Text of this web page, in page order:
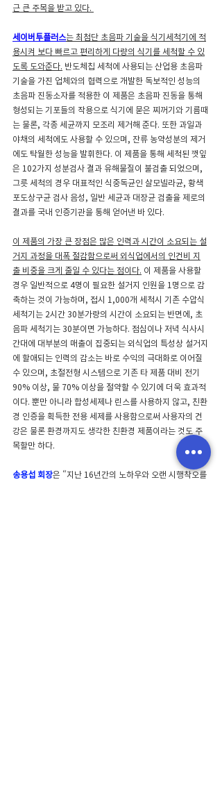
근 큰 주목을 받고 있다.
세이버투플러스는 최첨단 초음파 기술을 식기세척기에 적
용시켜 보다 빠르고 편리하게 다량의 식기를 세척할 수 있
도록 도와준다. 반도체칩 세척에 사용되는 산업용 초음파
기술을 가진 업체와의 협력으로 개발한 독보적인 성능의
초음파 진동소자를 적용한 이 제품은 초음파 진동을 통해
형성되는 기포들의 작용으로 식기에 묻은 찌꺼기와 기름때
는 물론, 각종 세균까지 모조리 제거해 준다. 또한 과일과
야채의 세척에도 사용할 수 있으며, 잔류 농약성분의 제거
에도 탁월한 성능을 발휘한다. 이 제품을 통해 세척된 깻잎
은 102가지 성분검사 결과 유해물질이 불검출 되었으며,
그릇 세척의 경우 대표적인 식중독균인 살모넬라균, 황색
포도상구균 검사 음성, 일반 세균과 대장균 검출율 제로의
결과를 국내 인증기관을 통해 얻어낸 바 있다.
이 제품의 가장 큰 장점은 많은 인력과 시간이 소요되는 설
거지 과정을 대폭 절감함으로써 외식업에서의 인건비 지
출 비중을 크게 줄일 수 있다는 점이다. 이 제품을 사용할
경우 일반적으로 4명이 필요한 설거지 인원을 1명으로 감
축하는 것이 가능하며, 접시 1,000개 세척시 기존 수압식
세척기는 2시간 30분가량의 시간이 소요되는 반면에, 초
음파 세척기는 30분이면 가능하다. 점심이나 저녁 식사시
간대에 대부분의 매출이 집중되는 외식업의 특성상 설거지
에 할애되는 인력의 감소는 바로 수익의 극대화로 이어질
수 있으며, 초절전형 시스템으로 기존 타 제품 대비 전기
90% 이상, 물 70% 이상을 절약할 수 있기에 더욱 효과적
이다. 뿐만 아니라 합성세제나 린스를 사용하지 않고, 친환
경 인증을 획득한 전용 세제를 사용함으로써 사용자의 건
강은 물론 환경까지도 생각한 친환경 제품이라는 것도 주
목할만 하다.
송용섭 회장은 “지난 16년간의 노하우와 오랜 시행착오를